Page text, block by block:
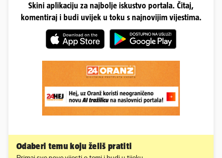
Skini aplikaciju za najbolje iskustvo portala. Čitaj,
komentiraj i budi uvijek u toku s najnovijim vijestima.
Odaberi temu koju želiš pratiti